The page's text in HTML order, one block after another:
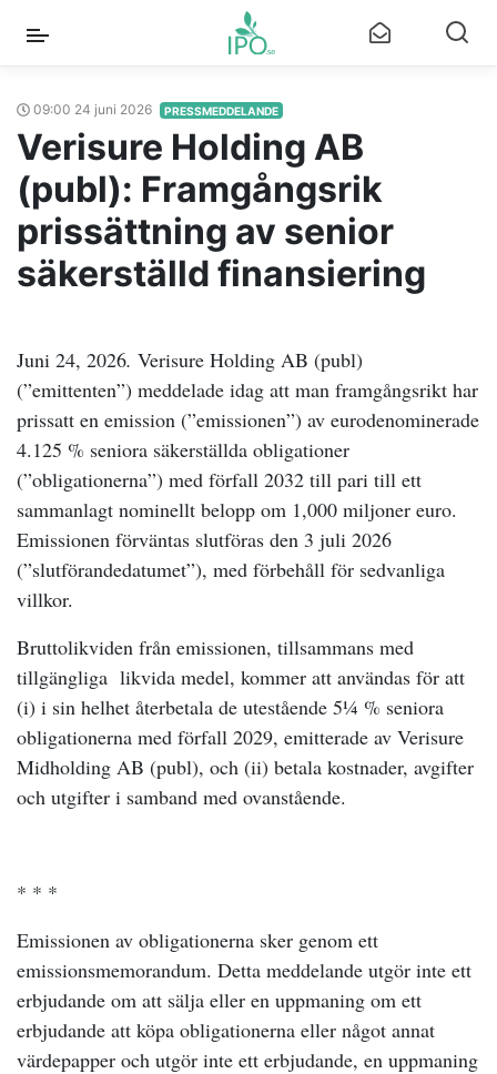
09:00 24 juni 2026 PRESSMEDDELANDE
Verisure Holding AB
(publ): Framgångsrik
prissättning av senior
säkerställd finansiering
Juni 24, 2026. Verisure Holding AB (publ)
(”emittenten”) meddelade idag att man framgångsrikt har
prissatt en emission (”emissionen”) av eurodenominerade
4.125 % seniora säkerställda obligationer
(”obligationerna”) med förfall 2032 till pari till ett
sammanlagt nominellt belopp om 1,000 miljoner euro.
Emissionen förväntas slutföras den 3 juli 2026
(”slutförandedatumet”), med förbehåll för sedvanliga
villkor.
Bruttolikviden från emissionen, tillsammans med
tillgängliga likvida medel, kommer att användas för att
(i) i sin helhet återbetala de utestående 5¼ % seniora
obligationerna med förfall 2029, emitterade av Verisure
Midholding AB (publ), och (ii) betala kostnader, avgifter
och utgifter i samband med ovanstående.
* * *
Emissionen av obligationerna sker genom ett
emissionsmemorandum. Detta meddelande utgör inte ett
erbjudande om att sälja eller en uppmaning om ett
erbjudande att köpa obligationerna eller något annat
värdepapper och utgör inte ett erbjudande, en uppmaning